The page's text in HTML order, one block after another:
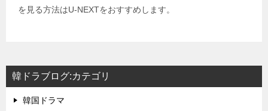
を見る方法はU-NEXTをおすすめします。
韓ドラブログ:カテゴリ
韓国ドラマ